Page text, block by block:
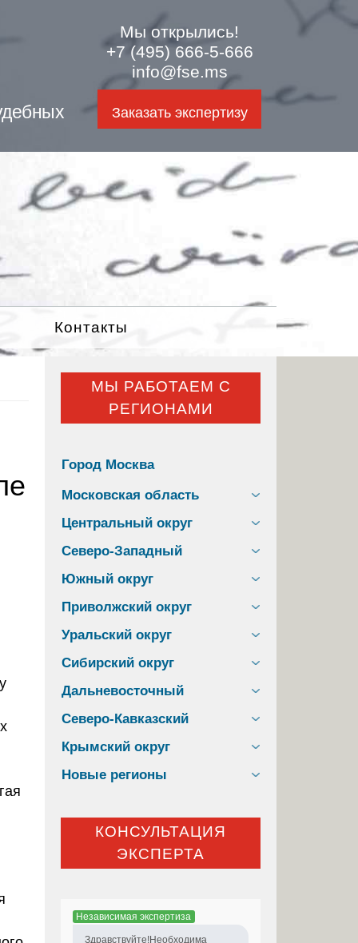
Мы открылись!
+7 (495) 666-5-666
info@fse.ms
Заказать экспертизу
Контакты
МЫ РАБОТАЕМ С
РЕГИОНАМИ
Город Москва
Московская область
Центральный округ
Северо-Западный
Южный округ
Приволжский округ
Уральский округ
Сибирский округ
Дальневосточный
Северо-Кавказский
Крымский округ
Новые регионы
КОНСУЛЬТАЦИЯ
ЭКСПЕРТА
Независимая экспертиза
Здравствуйте!Необходима